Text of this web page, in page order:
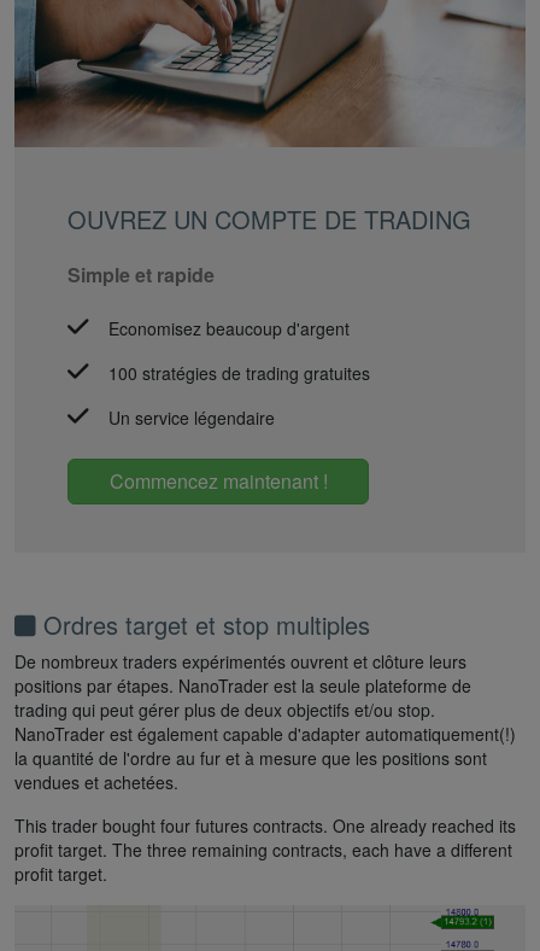
OUVREZ UN COMPTE DE TRADING
Simple et rapide
Economisez beaucoup d'argent
100 stratégies de trading gratuites
Un service légendaire
Commencez maintenant !
Ordres target et stop multiples
De nombreux traders expérimentés ouvrent et clôture leurs
positions par étapes. NanoTrader est la seule plateforme de
trading qui peut gérer plus de deux objectifs et/ou stop.
NanoTrader est également capable d'adapter automatiquement(!)
la quantité de l'ordre au fur et à mesure que les positions sont
vendues et achetées.
This trader bought four futures contracts. One already reached its
profit target. The three remaining contracts, each have a different
profit target.